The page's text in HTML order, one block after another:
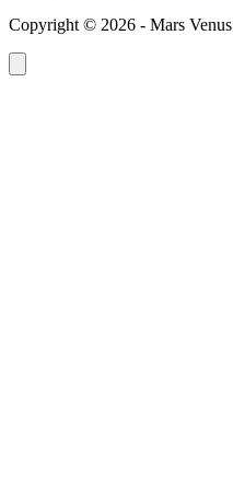
Copyright © 2026 - Mars Venus